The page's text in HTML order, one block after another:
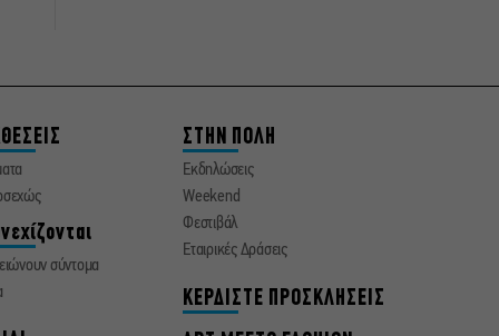
σύντομα
ΣΤΗΝ ΠΟΛΗ
Εκδηλώσεις
Weekend
Φεστιβάλ
Εταιρικές Δράσεις
ΚΕΡΔΙΣΤΕ ΠΡΟΣΚΛΗΣΕΙΣ